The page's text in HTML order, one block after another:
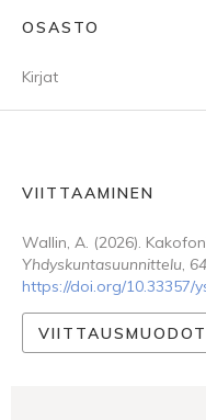
OSASTO
Kirjat
VIITTAAMINEN
Wallin, A. (2026).
Yhdyskuntasuunnittelu, 64
https://doi.org/10.33357/
VIITTAUSMUODOT